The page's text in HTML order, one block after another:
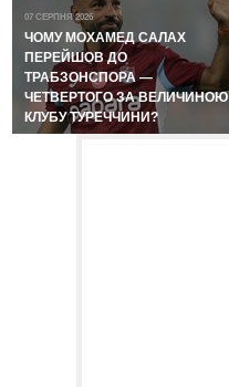
07 СЕРПНЯ 2026
ЧОМУ МОХАМЕД САЛАХ
ПЕРЕЙШОВ ДО
ТРАБЗОНСПОРА —
ЧЕТВЕРТОГО ЗА ВЕЛИЧИНОЮ
КЛУБУ ТУРЕЧЧИНИ?